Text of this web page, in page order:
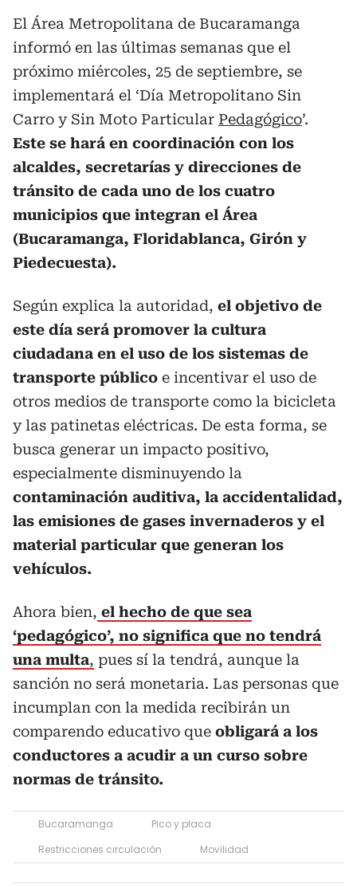
El Área Metropolitana de Bucaramanga
informó en las últimas semanas que el
próximo miércoles, 25 de septiembre, se
implementará el ‘Día Metropolitano Sin
Carro y Sin Moto Particular Pedagógico’.
Este se hará en coordinación con los
alcaldes, secretarías y direcciones de
tránsito de cada uno de los cuatro
municipios que integran el Área
(Bucaramanga, Floridablanca, Girón y
Piedecuesta).
Según explica la autoridad, el objetivo de
este día será promover la cultura
ciudadana en el uso de los sistemas de
transporte público e incentivar el uso de
otros medios de transporte como la bicicleta
y las patinetas eléctricas. De esta forma, se
busca generar un impacto positivo,
especialmente disminuyendo la
contaminación auditiva, la accidentalidad,
las emisiones de gases invernaderos y el
material particular que generan los
vehículos.
Ahora bien, el hecho de que sea
‘pedagógico’, no significa que no tendrá
una multa, pues sí la tendrá, aunque la
sanción no será monetaria. Las personas que
incumplan con la medida recibirán un
comparendo educativo que obligará a los
conductores a acudir a un curso sobre
normas de tránsito.
Bucaramanga
Pico y placa
Restricciones circulación
Movilidad